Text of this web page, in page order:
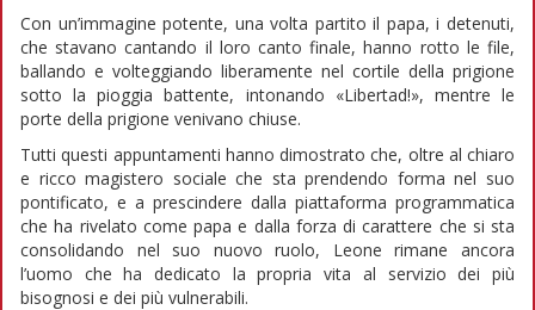
Con un’immagine potente, una volta partito il papa, i detenuti,
che stavano cantando il loro canto finale, hanno rotto le file,
ballando e volteggiando liberamente nel cortile della prigione
sotto la pioggia battente, intonando «Libertad!», mentre le
porte della prigione venivano chiuse.
Tutti questi appuntamenti hanno dimostrato che, oltre al chiaro
e ricco magistero sociale che sta prendendo forma nel suo
pontificato, e a prescindere dalla piattaforma programmatica
che ha rivelato come papa e dalla forza di carattere che si sta
consolidando nel suo nuovo ruolo, Leone rimane ancora
l’uomo che ha dedicato la propria vita al servizio dei più
bisognosi e dei più vulnerabili.